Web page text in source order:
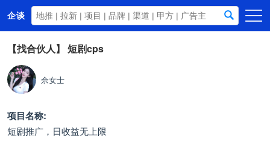
企谈
首页
商务资源
资讯动态
关于我们
【找合伙人】 短剧cps
佘女士
项目名称:
短剧推广，日收益无上限